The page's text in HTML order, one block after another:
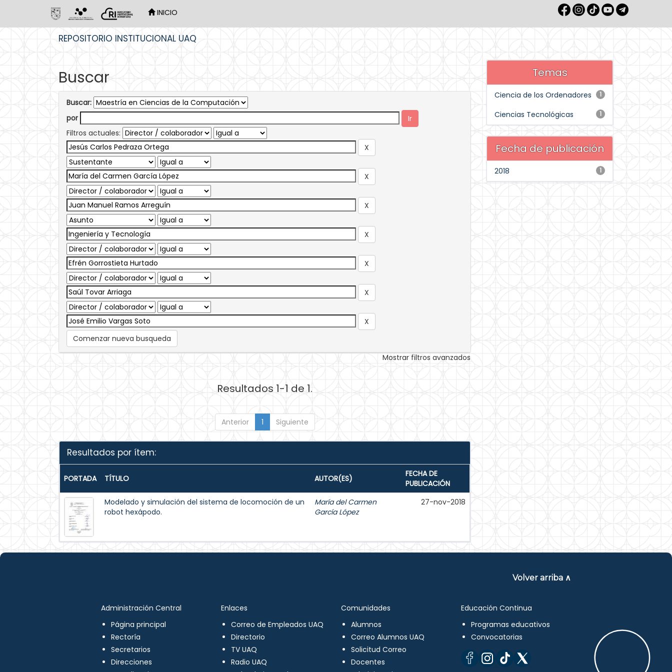
INICIO
REPOSITORIO INSTITUCIONAL UAQ
Buscar
Buscar:
por
Filtros actuales:
Comenzar nueva busqueda
Mostrar filtros avanzados
Resultados 1-1 de 1.
Anterior 1 Siguiente
Resultados por ítem:
PORTADA TÍTULO AUTOR(ES)
FECHA DE
PUBLICACIÓN
Modelado y simulación del sistema de locomoción de un
robot hexápodo.
María del Carmen
García López
27-nov-2018
Temas
1
Ciencia de los Ordenadores
1
Ciencias Tecnológicas
Fecha de publicación
1
2018
Volver arriba ∧
Administración Central
Página principal
Rectoría
Secretarios
Direcciones
Enlaces
Correo de Empleados UAQ
Directorio
TV UAQ
Radio UAQ
Comunidades
Alumnos
Correo Alumnos UAQ
Solicitud Correo
Docentes
Educación Continua
Programas educativos
Convocatorias